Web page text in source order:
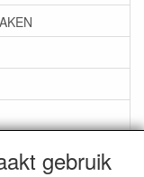
gebruik